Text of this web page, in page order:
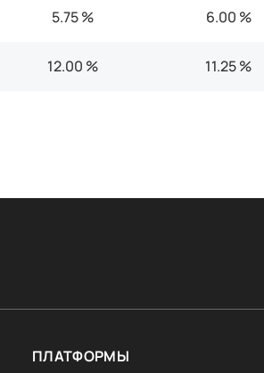
5.75 % 6.00 %
12.00 % 11.25 %
ПЛАТФОРМЫ